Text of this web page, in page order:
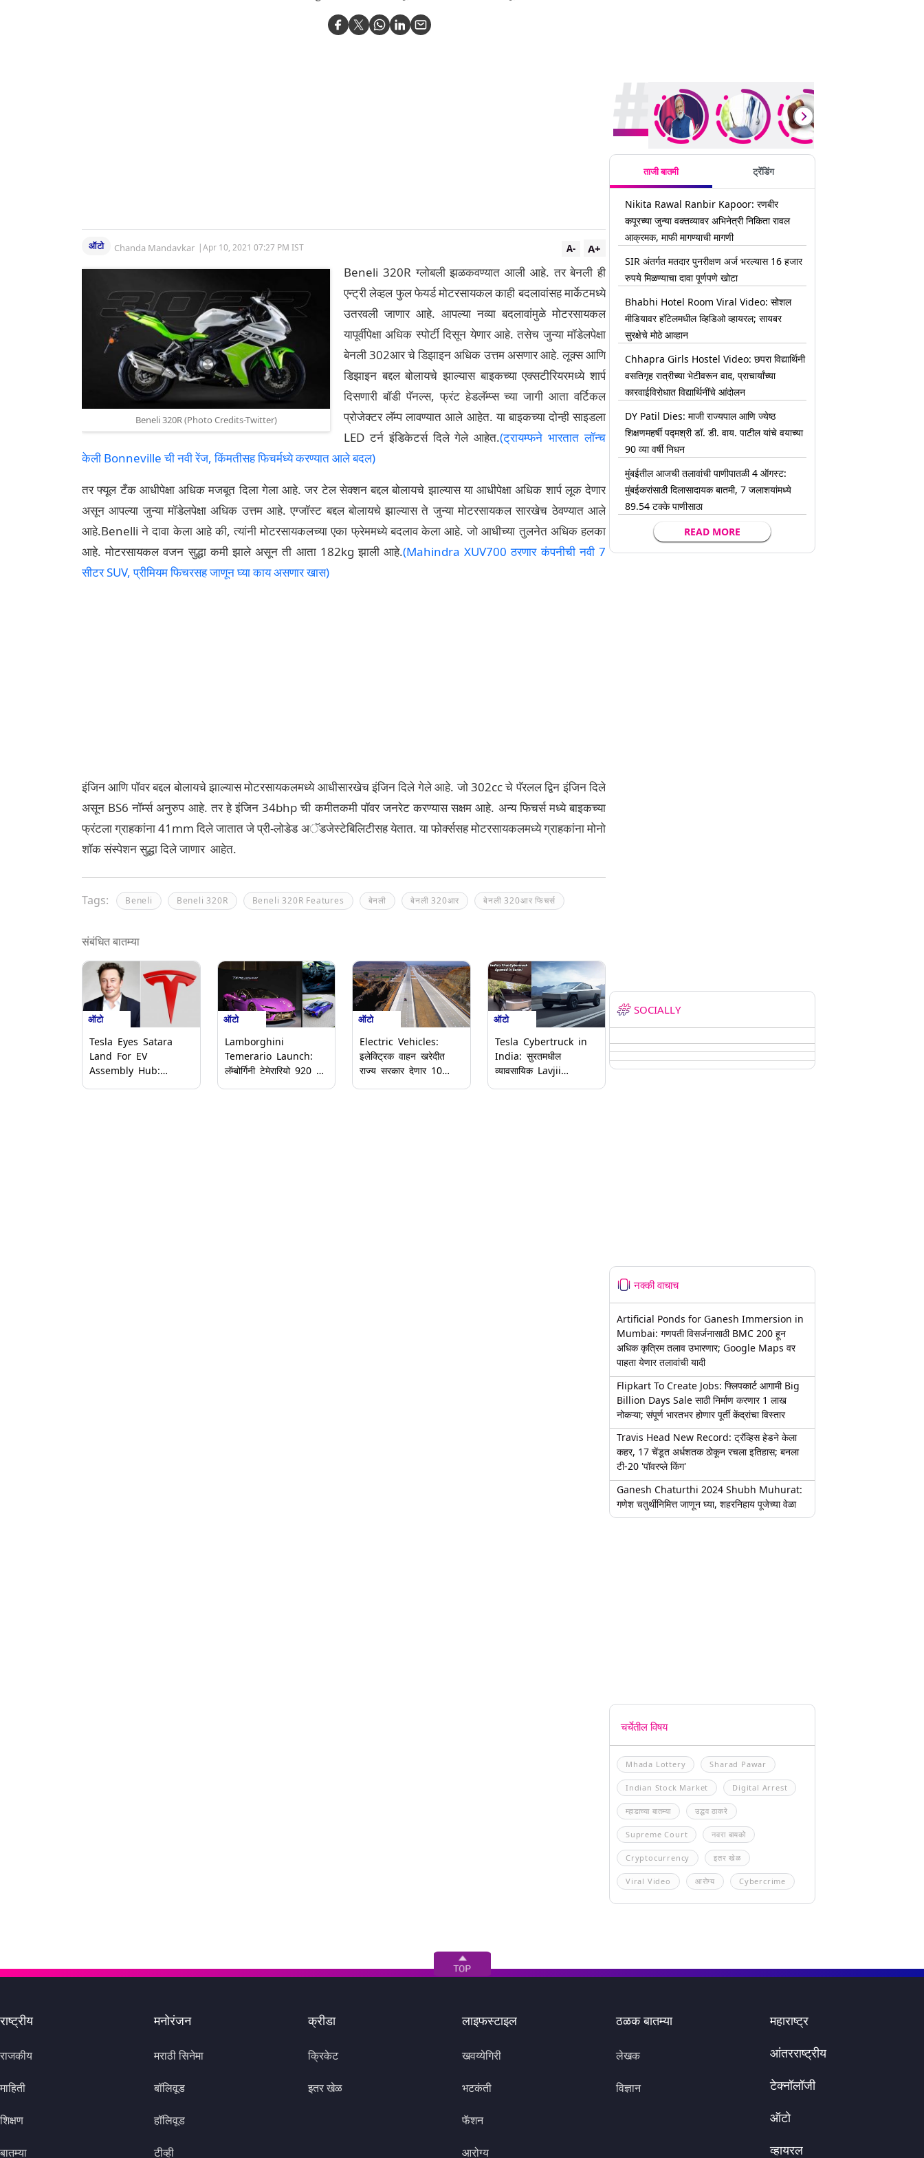
ऑटो Chanda Mandavkar |Apr 10, 2021 07:27 PM IST A+
A-
Beneli 320R (Photo Credits-Twitter)
Beneli 320R ग्लोबली झळकवण्यात आली आहे. तर बेनली ही
एन्ट्री लेव्हल फुल फेयर्ड मोटरसायकल काही बदलावांसह मार्केटमध्ये
उतरवली जाणार आहे. आपल्या नव्या बदलावांमुळे मोटरसायकल
यापूर्वीपेक्षा अधिक स्पोर्टी दिसून येणार आहे. तसेच जुन्या मॉडेलपेक्षा
बेनली 302आर चे डिझाइन अधिक उत्तम असणार आहे. लूक्स आणि
डिझाइन बद्दल बोलायचे झाल्यास बाइकच्या एक्सटीरियरमध्ये शार्प
दिसणारी बॉडी पॅनल्स, फ्रंट हेडलॅम्प्स च्या जागी आता वर्टिकल
प्रोजेक्टर लॅम्प लावण्यात आले आहेत. या बाइकच्या दोन्ही साइडला
LED टर्न इंडिकेटर्स दिले गेले आहेत.(ट्रायम्फने भारतात लॉन्च
केली Bonneville ची नवी रेंज, किंमतीसह फिचर्मध्ये करण्यात आले बदल)
तर फ्यूल टँक आधीपेक्षा अधिक मजबूत दिला गेला आहे. जर टेल सेक्शन बद्दल बोलायचे झाल्यास या आधीपेक्षा अधिक शार्प लूक देणार
असून आपल्या जुन्या मॉडेलपेक्षा अधिक उत्तम आहे. एग्जॉस्ट बद्दल बोलायचे झाल्यास ते जुन्या मोटरसायकल सारखेच ठेवण्यात आले
आहे.Benelli ने दावा केला आहे की, त्यांनी मोटरसायकलच्या एका फ्रेममध्ये बदलाव केला आहे. जो आधीच्या तुलनेत अधिक हलका
आहे. मोटरसायकल वजन सुद्धा कमी झाले असून ती आता 182kg झाली आहे.(Mahindra XUV700 ठरणार कंपनीची नवी 7
सीटर SUV, प्रीमियम फिचरसह जाणून घ्या काय असणार खास)
इंजिन आणि पॉवर बद्दल बोलायचे झाल्यास मोटरसायकलमध्ये आधीसारखेच इंजिन दिले गेले आहे. जो 302cc चे पॅरलल द्विन इंजिन दिले
असून BS6 नॉर्म्स अनुरुप आहे. तर हे इंजिन 34bhp ची कमीतकमी पॉवर जनरेट करण्यास सक्षम आहे. अन्य फिचर्स मध्ये बाइकच्या
फ्रंटला ग्राहकांना 41mm दिले जातात जे प्री-लोडेड अॅडजेस्टेबिलिटीसह येतात. या फोर्क्ससह मोटरसायकलमध्ये ग्राहकांना मोनो
शॉक संस्पेशन सुद्धा दिले जाणार आहेत.
Tags: Beneli Beneli 320R Beneli 320R Features बेनली बेनली 320आर बेनली 320आर फिचर्स
संबंधित बातम्या
ऑटो
Tesla Eyes Satara
Land For EV
Assembly Hub:
ऑटो
Lamborghini
Temerario Launch:
लॅम्बोर्गिनी टेमेरारियो 920 CV
ऑटो
Electric Vehicles:
इलेक्ट्रिक वाहन खरेदीत
राज्य सरकार देणार 10
ऑटो
Tesla Cybertruck in
India: सुरतमधील
व्यावसायिक Lavjii
ताजी बातमी ट्रेंडिंग
Nikita Rawal Ranbir Kapoor: रणबीर
कपूरच्या जुन्या वक्तव्यावर अभिनेत्री निकिता रावल
आक्रमक, माफी मागण्याची मागणी
SIR अंतर्गत मतदार पुनरीक्षण अर्ज भरल्यास 16 हजार
रुपये मिळण्याचा दावा पूर्णपणे खोटा
Bhabhi Hotel Room Viral Video: सोशल
मीडियावर हॉटेलमधील व्हिडिओ व्हायरल; सायबर
सुरक्षेचे मोठे आव्हान
Chhapra Girls Hostel Video: छपरा विद्यार्थिनी
वसतिगृह रात्रीच्या भेटीवरून वाद, प्राचार्यांच्या
कारवाईविरोधात विद्यार्थिनींचे आंदोलन
DY Patil Dies: माजी राज्यपाल आणि ज्येष्ठ
शिक्षणमहर्षी पद्मश्री डॉ. डी. वाय. पाटील यांचे वयाच्या
90 व्या वर्षी निधन
मुंबईतील आजची तलावांची पाणीपातळी 4 ऑगस्ट:
मुंबईकरांसाठी दिलासादायक बातमी, 7 जलाशयांमध्ये
89.54 टक्के पाणीसाठा
READ MORE
SOCIALLY
नक्की वाचाच
Artificial Ponds for Ganesh Immersion in
Mumbai: गणपती विसर्जनासाठी BMC 200 हून
अधिक कृत्रिम तलाव उभारणार; Google Maps वर
पाहता येणार तलावांची यादी
Flipkart To Create Jobs: फ्लिपकार्ट आगामी Big
Billion Days Sale साठी निर्माण करणार 1 लाख
नोकऱ्या; संपूर्ण भारतभर होणार पूर्ती केंद्रांचा विस्तार
Travis Head New Record: ट्रॅव्हिस हेडने केला
कहर, 17 चेंडूत अर्धशतक ठोकून रचला इतिहास; बनला
टी-20 'पॉवरप्ले किंग'
Ganesh Chaturthi 2024 Shubh Muhurat:
गणेश चतुर्थीनिमित्त जाणून घ्या, शहरनिहाय पूजेच्या वेळा
चर्चेतील विषय
Mhada Lottery Sharad Pawar
Indian Stock Market Digital Arrest
म्हाडाच्या बातम्या उद्धव ठाकरे
Supreme Court नवरा बायको
Cryptocurrency इतर खेळ
Viral Video आरोग्य Cybercrime
राष्ट्रीय
राजकीय
माहिती
शिक्षण
बातम्या
मनोरंजन
मराठी सिनेमा
बॉलिवूड
हॉलिवूड
टीव्ही
क्रीडा
क्रिकेट
इतर खेळ
लाइफस्टाइल
खवय्येगिरी
भटकंती
फॅशन
आरोग्य
ठळक बातम्या
लेखक
विज्ञान
महाराष्ट्र
आंतरराष्ट्रीय
टेक्नॉलॉजी
ऑटो
व्हायरल